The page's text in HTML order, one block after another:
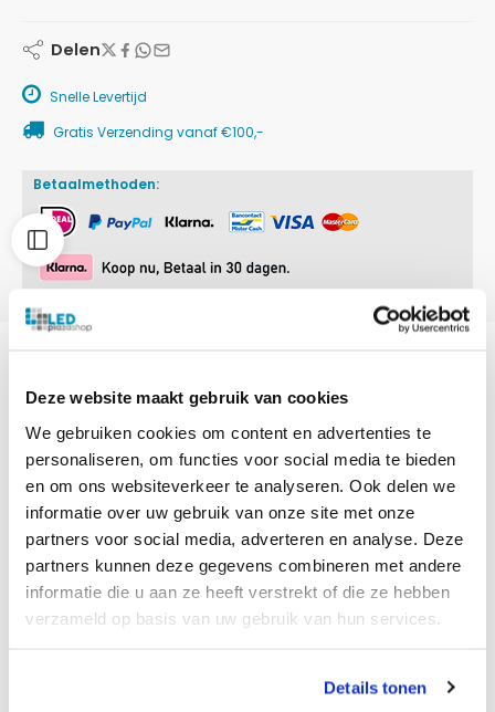
Deze website maakt gebruik van cookies
We gebruiken cookies om content en advertenties te
personaliseren, om functies voor social media te bieden
en om ons websiteverkeer te analyseren. Ook delen we
informatie over uw gebruik van onze site met onze
partners voor social media, adverteren en analyse. Deze
partners kunnen deze gegevens combineren met andere
informatie die u aan ze heeft verstrekt of die ze hebben
verzameld op basis van uw gebruik van hun services.
Details tonen
Delen
Snelle Levertijd
Gratis Verzending vanaf €100,-
Betaalmethoden:
LED MINI INBOUWSPOT PHOBOS 1.5W DIM
ZWART
Met deze led mini opbouwspot verlicht je jouw
badkamer, keuken of woonkamer. Het kleine led
spotje beschikt over een zeer efficiënte ledlamp
dat 130lm/w levert. Door de hoge efficiëntie van
dat de 1.5 watt lamp genereert is vergelijkbaar